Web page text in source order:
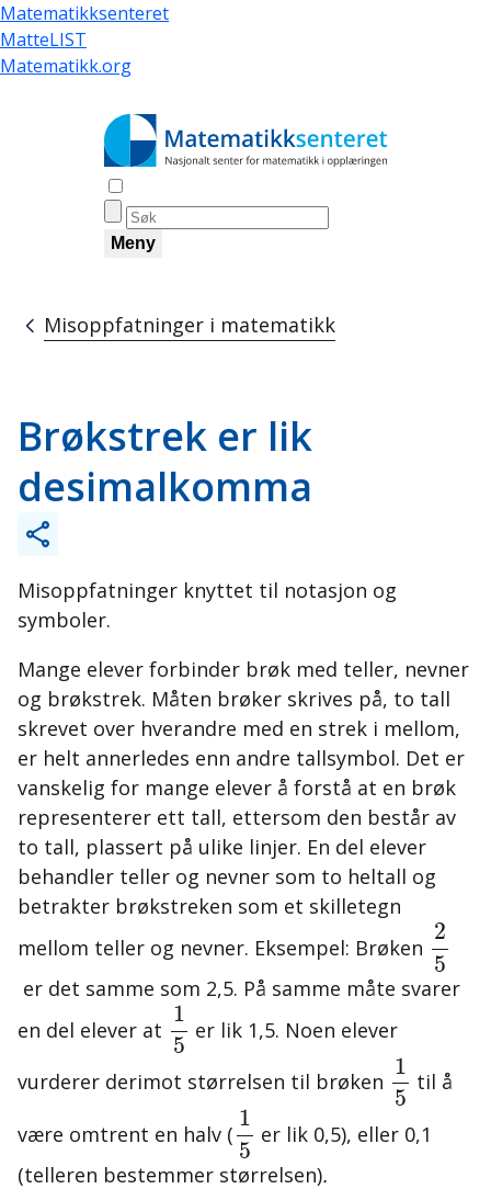
Skip
to
main
Matematikksenteret
MatteLIST
Matematikk.org
Meny
Breadcrumb
Misoppfatninger i matematikk
Brøkstrek er lik
desimalkomma
Misoppfatninger knyttet til notasjon og
symboler.
Mange elever forbinder brøk med teller, nevner
og brøkstrek. Måten brøker skrives på, to tall
skrevet over hverandre med en strek i mellom,
er helt annerledes enn andre tallsymbol. Det er
vanskelig for mange elever å forstå at en brøk
representerer ett tall, ettersom den består av
to tall, plassert på ulike linjer. En del elever
behandler teller og nevner som to heltall og
betrakter brøkstreken som et skilletegn
mellom teller og nevner. Eksempel: Brøken
2
5
25
er det samme som 2,5. På samme måte svarer
en del elever at
1
5
15
er lik 1,5. Noen elever
vurderer derimot størrelsen til brøken
1
5
1
til å
være omtrent en halv (
1
5
1
er lik 0,5), eller 0,1
(telleren bestemmer størrelsen).